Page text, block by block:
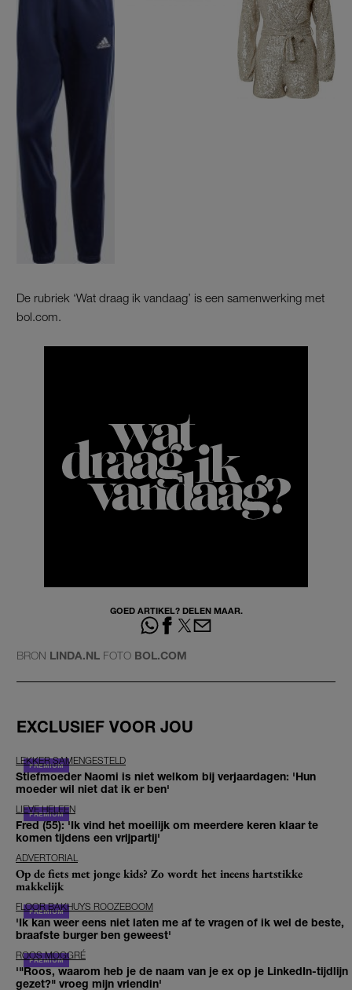
De rubriek ‘Wat draag ik vandaag’ is een samenwerking met
bol.com.
GOED ARTIKEL? DELEN MAAR.
BRON LINDA.NL FOTO BOL.COM
EXCLUSIEF VOOR JOU
LEKKER SAMENGESTELD
Stiefmoeder Naomi is niet welkom bij verjaardagen: 'Hun
moeder wil niet dat ik er ben'
LIEVE HELEEN
Fred (55): 'Ik vind het moeilijk om meerdere keren klaar te
komen tijdens een vrijpartij'
ADVERTORIAL
Op de fiets met jonge kids? Zo wordt het ineens hartstikke
makkelijk
FLOOR BAKHUYS ROOZEBOOM
'Ik kan weer eens niet laten me af te vragen of ik wel de beste,
braafste burger ben geweest'
ROOS MOGGRÉ
'"Roos, waarom heb je de naam van je ex op je LinkedIn-tijdlijn
gezet?" vroeg mijn vriendin'